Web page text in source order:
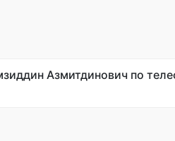
Азмитдинович по